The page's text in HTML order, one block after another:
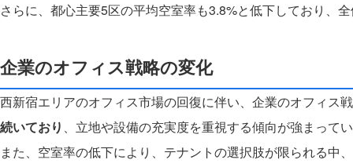
さらに、都心主要5区の平均空室率も3.8%と低下しており、
企業のオフィス戦略の変化
西新宿エリアのオフィス市場の回復に伴い、企業のオフィス
続いており 、立地や設備の充実度を重視する傾向が強まって
また、空室率の低下により、テナントの選択肢が限られる中、